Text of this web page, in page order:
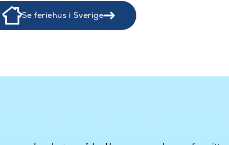
Se feriehus i Sverige